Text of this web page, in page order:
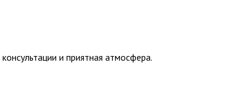
и приятная атмосфера.